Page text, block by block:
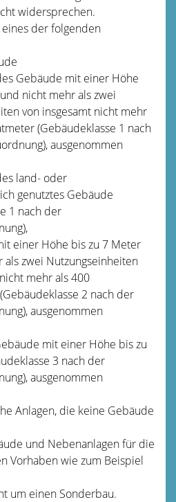
widersprechen.
der folgenden
Gebäude mit einer Höhe
nicht mehr als zwei
von insgesamt nicht mehr
(Gebäudeklasse 1 nach
ausgenommen
land- oder
genutztes Gebäude
1 nach der
einer Höhe bis zu 7 Meter
zwei Nutzungseinheiten
mehr als 400
2 nach der
ausgenommen
mit einer Höhe bis zu
3 nach der
ausgenommen
Anlagen, die keine Gebäude
und Nebenanlagen für die
Vorhaben wie zum Beispiel
um einen Sonderbau.